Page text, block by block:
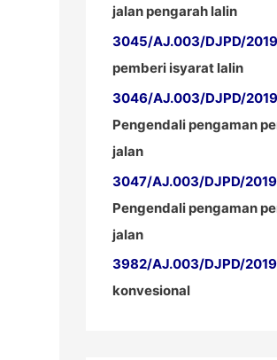
jalan pengarah lalin
3045/AJ.003/DJPD/2019
pemberi isyarat lalin
3046/AJ.003/DJPD/2019
Pengendali pengaman
jalan
3047/AJ.003/DJPD/2019
Pengendali pengaman
jalan
3982/AJ.003/DJPD/2019
konvesional